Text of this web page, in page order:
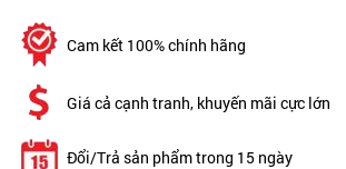
Cam kết 100% chính hãng
Giá cả cạnh tranh, khuyến mãi cực lớn
Đổi/Trả sản phẩm trong 15 ngày